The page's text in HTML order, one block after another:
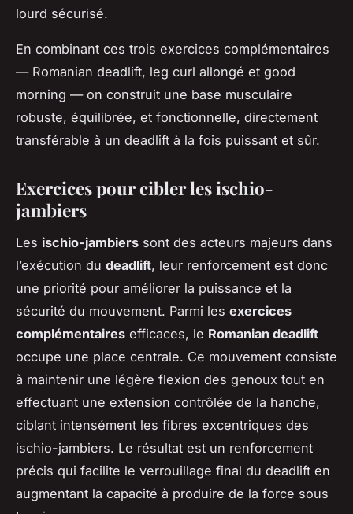
lourd sécurisé.
En combinant ces trois exercices complémentaires
— Romanian deadlift, leg curl allongé et good
morning — on construit une base musculaire
robuste, équilibrée, et fonctionnelle, directement
transférable à un deadlift à la fois puissant et sûr.
Exercices pour cibler les ischio-
jambiers
Les ischio-jambiers sont des acteurs majeurs dans
l’exécution du deadlift, leur renforcement est donc
une priorité pour améliorer la puissance et la
sécurité du mouvement. Parmi les exercices
complémentaires efficaces, le Romanian deadlift
occupe une place centrale. Ce mouvement consiste
à maintenir une légère flexion des genoux tout en
effectuant une extension contrôlée de la hanche,
ciblant intensément les fibres excentriques des
ischio-jambiers. Le résultat est un renforcement
précis qui facilite le verrouillage final du deadlift en
augmentant la capacité à produire de la force sous